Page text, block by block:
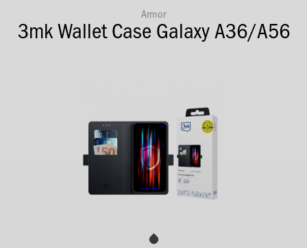
Armor
3mk Wallet Case Galaxy A36/A56